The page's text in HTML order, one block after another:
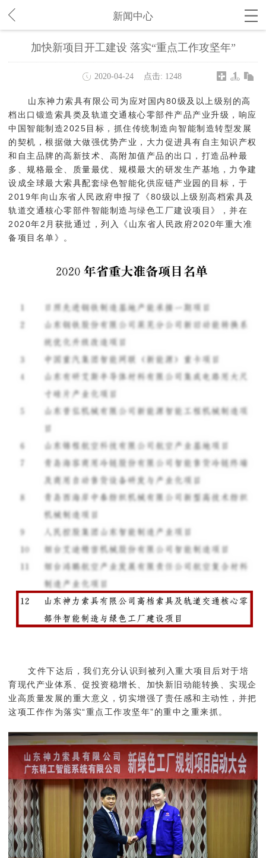
新闻中心
加快新项目开工建设 落实“重点工作攻坚年”
2020-04-24 点击: 1248
山东神力索具有限公司为应对国内80级及以上级别的高
档出口锻造索具类及轨道交通核心零部件产品产业升级，响应
中国智能制造2025目标，抓住传统制造向智能制造转型发展
的契机，根据做大做强优势产业，大力促进具有自主知识产权
和自主品牌的高新技术、高附加值产品的出口，打造品种最
多、规格最全、质量最优、规模最大的研发生产基地，力争建
设成全球最大索具配套绿色智能化供应链产业园的目标，于
2019年向山东省人民政府申报了《80级以上级别高档索具及
轨道交通核心零部件智能制造与绿色工厂建设项目》，并在
2020年2月获批通过，列入《山东省人民政府2020年重大准
备项目名单》。
文件下达后，我们充分认识到被列入重大项目后对于培
育现代产业体系、促投资稳增长、加快新旧动能转换、实现企
业高质量发展的重大意义，切实增强了责任感和主动性，并把
这项工作作为落实“重点工作攻坚年”的重中之重来抓。